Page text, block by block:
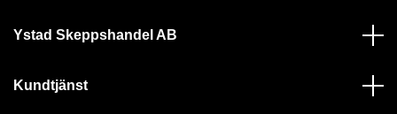
Ystad Skeppshandel AB
Kundtjänst